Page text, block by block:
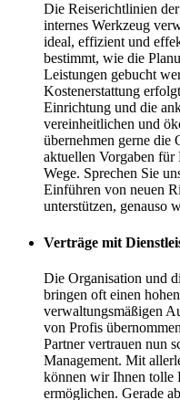
Die Reiserichtlinien
internes Werkzeug
ideal, effizient und
bestimmt, wie die
Leistungen gebucht
Kostenerstattung
Einrichtung und die
vereinheitlichen und
übernehmen gerne die
aktuellen Vorgaben für
Wege. Sprechen Sie
Einführen von neuen
unterstützen, genauso
Verträge mit
Die Organisation und
bringen oft einen
verwaltungsmäßigen
von Profis
Partner vertrauen nun
Management. Mit
können wir Ihnen tolle
ermöglichen. Gerade